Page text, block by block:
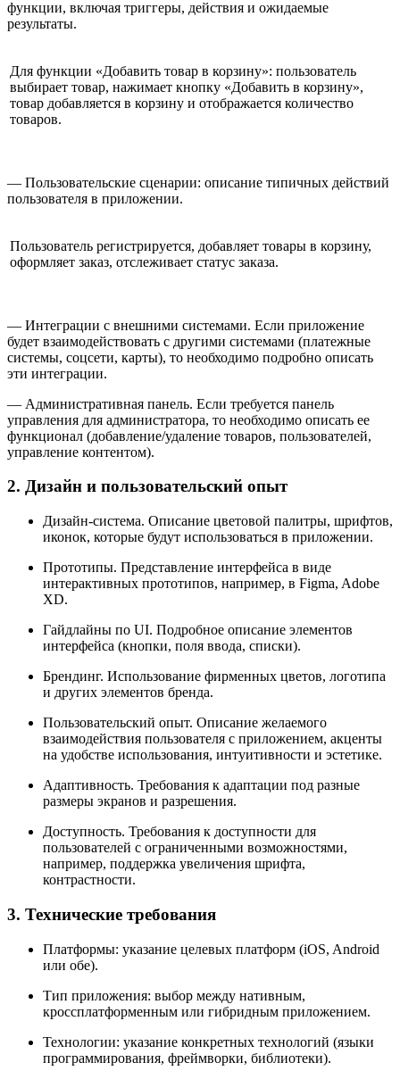
функции, включая триггеры, действия и ожидаемые
результаты.
Для функции «Добавить товар в корзину»: пользователь
выбирает товар, нажимает кнопку «Добавить в корзину»,
товар добавляется в корзину и отображается количество
товаров.
— Пользовательские сценарии: описание типичных действий
пользователя в приложении.
Пользователь регистрируется, добавляет товары в корзину,
оформляет заказ, отслеживает статус заказа.
— Интеграции с внешними системами. Если приложение
будет взаимодействовать с другими системами (платежные
системы, соцсети, карты), то необходимо подробно описать
эти интеграции.
— Административная панель. Если требуется панель
управления для администратора, то необходимо описать ее
функционал (добавление/удаление товаров, пользователей,
управление контентом).
2. Дизайн и пользовательский опыт
Дизайн-система. Описание цветовой палитры, шрифтов,
иконок, которые будут использоваться в приложении.
Прототипы. Представление интерфейса в виде
интерактивных прототипов, например, в Figma, Adobe
XD.
Гайдлайны по UI. Подробное описание элементов
интерфейса (кнопки, поля ввода, списки).
Брендинг. Использование фирменных цветов, логотипа
и других элементов бренда.
Пользовательский опыт. Описание желаемого
взаимодействия пользователя с приложением, акценты
на удобстве использования, интуитивности и эстетике.
Адаптивность. Требования к адаптации под разные
размеры экранов и разрешения.
Доступность. Требования к доступности для
пользователей с ограниченными возможностями,
например, поддержка увеличения шрифта,
контрастности.
3. Технические требования
Платформы: указание целевых платформ (iOS, Android
или обе).
Тип приложения: выбор между нативным,
кроссплатформенным или гибридным приложением.
Технологии: указание конкретных технологий (языки
программирования, фреймворки, библиотеки).